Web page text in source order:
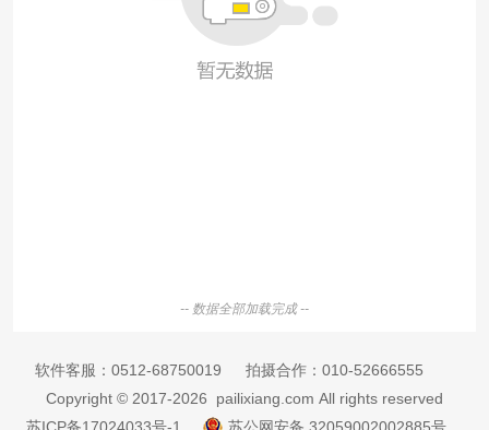
-- 数据全部加载完成 --
软件客服： 0512-68750019 拍摄合作： 010-52666555
Copyright © 2017-2026 pailixiang.com All rights reserved
苏ICP备17024033号-1
苏公网安备 32059002002885号